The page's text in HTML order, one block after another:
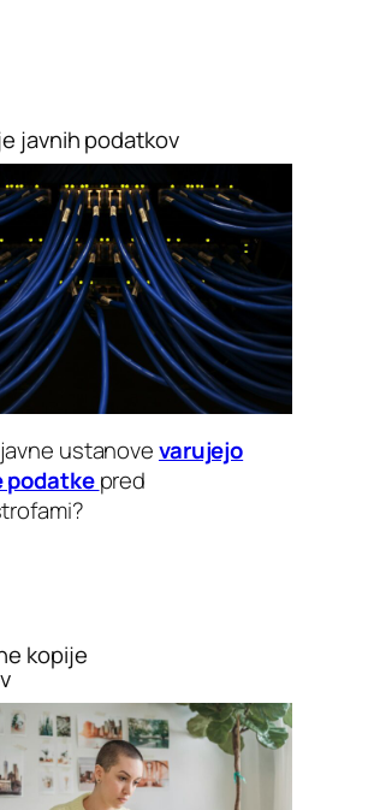
javnih podatkov
ustanovevarujejo
podatkepred
kopije